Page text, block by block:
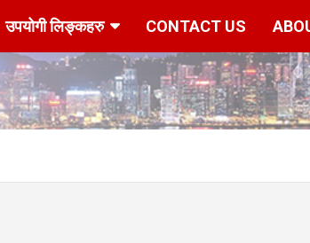
उपयोगी लिङ्कहरु CONTACT US